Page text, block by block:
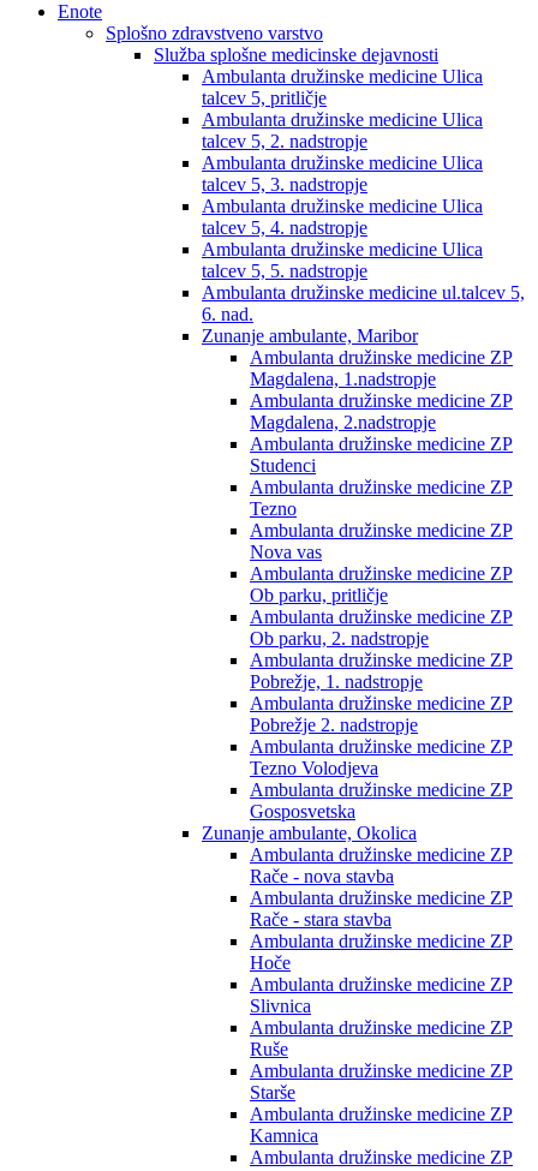
Enote
Splošno zdravstveno varstvo
Služba splošne medicinske dejavnosti
Ambulanta družinske medicine Ulica
talcev 5, pritličje
Ambulanta družinske medicine Ulica
talcev 5, 2. nadstropje
Ambulanta družinske medicine Ulica
talcev 5, 3. nadstropje
Ambulanta družinske medicine Ulica
talcev 5, 4. nadstropje
Ambulanta družinske medicine Ulica
talcev 5, 5. nadstropje
Ambulanta družinske medicine ul.talcev 5,
6. nad.
Zunanje ambulante, Maribor
Ambulanta družinske medicine ZP
Magdalena, 1.nadstropje
Ambulanta družinske medicine ZP
Magdalena, 2.nadstropje
Ambulanta družinske medicine ZP
Studenci
Ambulanta družinske medicine ZP
Tezno
Ambulanta družinske medicine ZP
Nova vas
Ambulanta družinske medicine ZP
Ob parku, pritličje
Ambulanta družinske medicine ZP
Ob parku, 2. nadstropje
Ambulanta družinske medicine ZP
Pobrežje, 1. nadstropje
Ambulanta družinske medicine ZP
Pobrežje 2. nadstropje
Ambulanta družinske medicine ZP
Tezno Volodjeva
Ambulanta družinske medicine ZP
Gosposvetska
Zunanje ambulante, Okolica
Ambulanta družinske medicine ZP
Rače - nova stavba
Ambulanta družinske medicine ZP
Rače - stara stavba
Ambulanta družinske medicine ZP
Hoče
Ambulanta družinske medicine ZP
Slivnica
Ambulanta družinske medicine ZP
Ruše
Ambulanta družinske medicine ZP
Starše
Ambulanta družinske medicine ZP
Kamnica
Ambulanta družinske medicine ZP